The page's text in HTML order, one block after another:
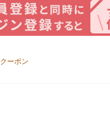
クーポン